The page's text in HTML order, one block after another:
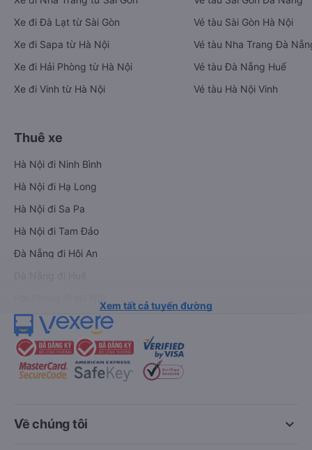
Đặt vé xe Tết 2027 từ Tuy Hòa đi Thanh
Hóa
Vé xe tết 2027 từ Tuy Hòa đi Thanh Hóa vẫn chưa được công
bố. Vexere.com sẽ sớm thông báo cho các bạn thông tin vé
xe Tết 2027 bao gồm giá vé, lịch trình, ngày giờ bán vé của
Đặt vé máy bay giá rẻ từ Tuy Hòa đi
Thanh Hóa
Ứng dụng đặt vé Xe khách, Máy bay,
Tàu hoả và Thuê xe
Vexere - ứng dụng đặt vé đa phương tiện với hơn 3000+ nhà
xe chất lượng cao, 5000+ tuyến đường toàn quốc, tất cả hãng
Ứng dụng hiển thị thông tin đầy đủ, minh bạch cùng vô vàn
tiện ích giúp người dùng so sánh và lựa chọn phương án di
chuyển tiết kiệm, nhanh chóng và phù hợp nhất.
Tải ứng dụng Vexere ngay